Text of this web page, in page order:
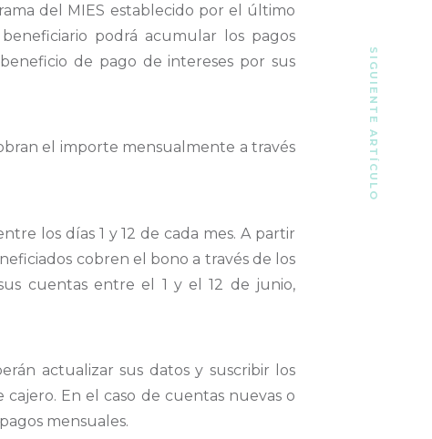
del MIES establecido por el último
podrá acumular los pagos
de pago de intereses por sus
el importe mensualmente a través
los días 1 y 12 de cada mes. A partir
cobren el bono a través de los
cuentas entre el 1 y el 12 de junio,
actualizar sus datos y suscribir los
En el caso de cuentas nuevas o
mensuales.
SIGUIENTE ARTÍCULO